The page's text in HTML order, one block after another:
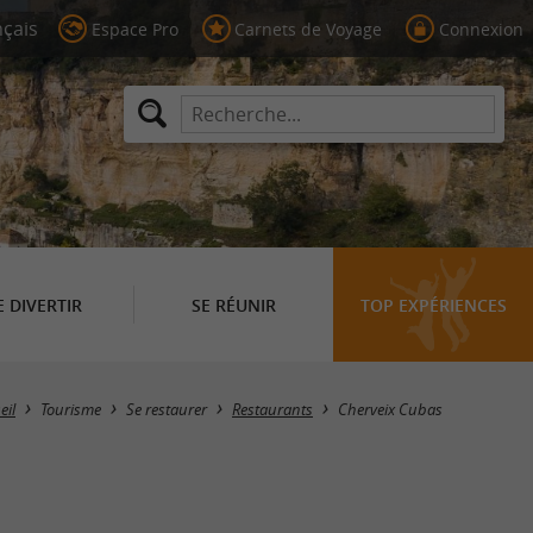
Espace Pro Carnets de Voyage Connexion
DIVERTIR SE RÉUNIR TOP EXPÉRIENCES
Masquer la carte
Tourisme Se restaurer Restaurants Cherveix Cubas